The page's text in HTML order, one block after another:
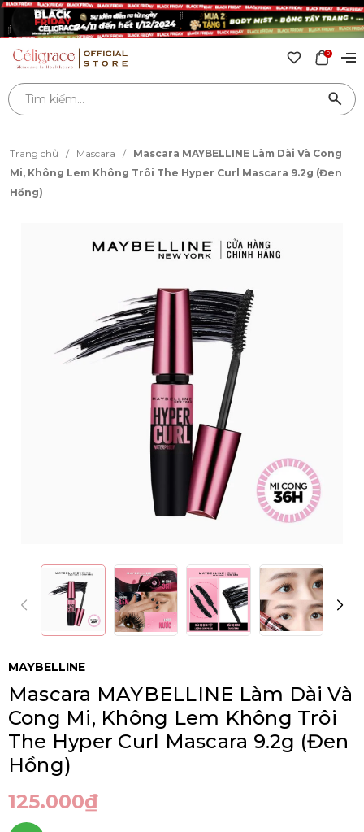
0
Trang chủ / Mascara /
Mascara MAYBELLINE Làm Dài Và Cong
Mi, Không Lem Không Trôi The Hyper Curl Mascara 9.2g (Đen
Hồng)
MAYBELLINE
Mascara MAYBELLINE Làm Dài Và
Cong Mi, Không Lem Không Trôi
The Hyper Curl Mascara 9.2g (Đen
Hồng)
125.000₫